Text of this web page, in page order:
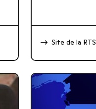
Site de la RTS